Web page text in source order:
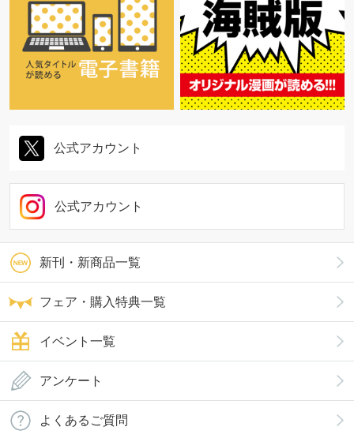
新刊・新商品一覧
フェア・購入特典一覧
イベント一覧
公式アカウント
公式アカウント
アンケート
よくあるご質問